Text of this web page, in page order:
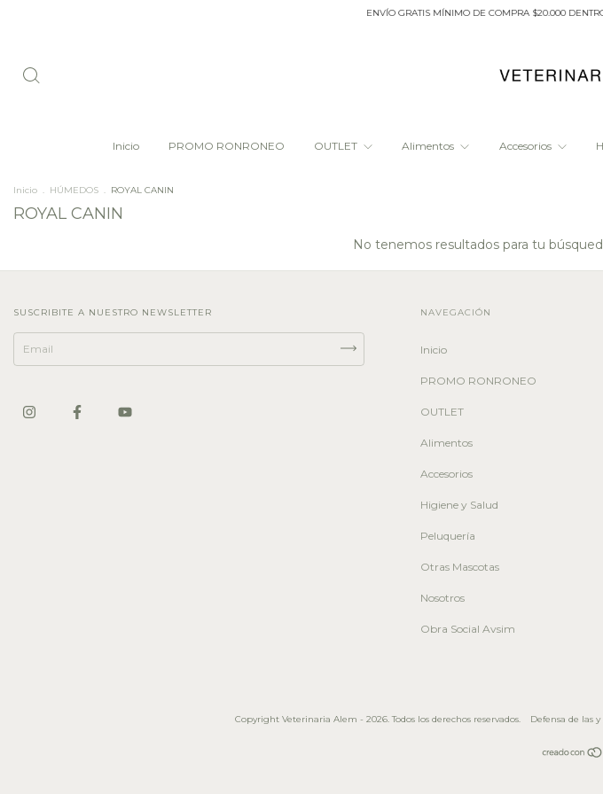
ENVÍO GRATIS MÍNIMO DE COMPRA $20.000
Inicio PROMO RONRONEO OUTLET Alimentos Accesorios
Inicio . HÚMEDOS . ROYAL CANIN
ROYAL CANIN
No tenemos resultados para tu
SUSCRIBITE A NUESTRO NEWSLETTER NAVEGACIÓN
Inicio
PROMO RONRONEO
OUTLET
Alimentos
Accesorios
Higiene y Salud
Peluquería
Otras Mascotas
Nosotros
Obra Social Avsim
Copyright Veterinaria Alem - 2026. Todos los derechos reservados. Defensa de las